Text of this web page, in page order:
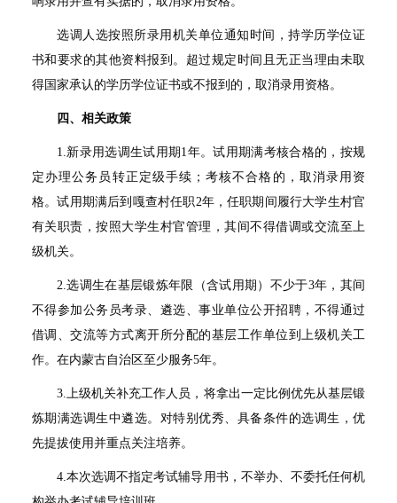
选调人选按照所录用机关单位通知时间，持学历学位证
书和要求的其他资料报到。超过规定时间且无正当理由未取
得国家承认的学历学位证书或不报到的，取消录用资格。
四、相关政策
1.新录用选调生试用期 1年。试用期满考核合格的，按规
定办理公务员转正定级手续；考核不合格的，取消录用资
格。试用期满后到嘎查村任职2年，任职期间履行大学生村官
有关职责，按照大学生村官管理，其间不得借调或交流至上
级机关。
2.选调生在基层锻炼年限（含试用期）不少于3年，其间
不得参加公务员考录、遴选、事业单位公开招聘，不得通过
借调、交流等方式离开所分配的基层工作单位到上级机关工
作。在内蒙古自治区至少服务5年。
3.上级机关补充工作人员，将拿出一定比例优先从基层锻
炼期满选调生中遴选。对特别优秀、具备条件的选调生，优
先提拔使用并重点关注培养。
4.本次选调不指定考试辅导用书，不举办、不委托任何机